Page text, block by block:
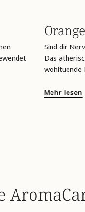
Sind dir
Das
wohltuende
Mehr lesen